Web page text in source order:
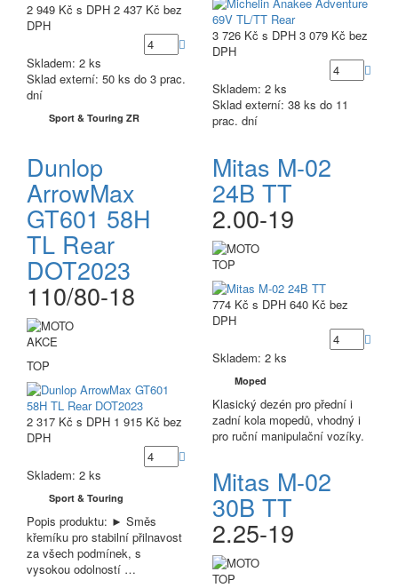
2 949 Kč s DPH 2 437 Kč bez
DPH
Skladem: 2 ks
Sklad externí: 50 ks do 3 prac.
dní
Sport & Touring ZR
3 726 Kč s DPH 3 079 Kč bez
DPH
Skladem: 2 ks
Sklad externí: 38 ks do 11
prac. dní
Dunlop
ArrowMax
GT601 58H
TL Rear
DOT2023
110/80-18
AKCE
TOP
2 317 Kč s DPH 1 915 Kč bez
DPH
Skladem: 2 ks
Sport & Touring
Popis produktu: ► Směs
křemíku pro stabilní přilnavost
za všech podmínek, s
vysokou odolností …
Mitas M-02
24B TT
2.00-19
TOP
774 Kč s DPH 640 Kč bez
DPH
Skladem: 2 ks
Moped
Klasický dezén pro přední i
zadní kola mopedů, vhodný i
pro ruční manipulační vozíky.
Mitas M-02
30B TT
2.25-19
TOP